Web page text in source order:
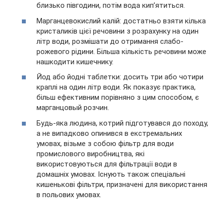
близько півгодини, потім вода кип’ятиться.
Марганцевокислий калій: достатньо взяти кілька
кристаликів цієї речовини з розрахунку на один
літр води, розмішати до отримання слабо-
рожевого рідини. Більша кількість речовини може
нашкодити кишечнику.
Йод або йодні таблетки: досить три або чотири
краплі на один літр води. Як показує практика,
більш ефективним порівняно з цим способом, є
марганцовый розчин.
Будь-яка людина, котрий підготувався до походу,
а не випадково опинився в екстремальних
умовах, візьме з собою фільтр для води
промислового виробництва, які
використовуються для фільтрації води в
домашніх умовах. Існують також спеціальні
кишенькові фільтри, призначені для використання
в польових умовах.